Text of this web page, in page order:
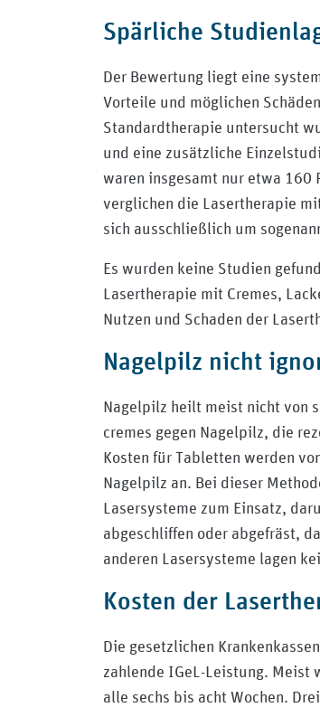
Spärliche
Der Bewertung liegt eine
Vorteile und möglichen
Standardtherapie untersucht
und eine zusätzliche
waren insgesamt nur etwa 160
verglichen die Lasertherapie
sich ausschließlich um
Es wurden keine Studien
Lasertherapie mit Cremes,
Nutzen und Schaden der
Nagelpilz nicht
Nagelpilz heilt meist nicht von
cremes gegen Nagelpilz, die
Kosten für Tabletten werden
Nagelpilz an. Bei dieser
Lasersysteme zum Einsatz,
abgeschliffen oder abgefräst,
anderen Lasersysteme lagen
Kosten der
Die gesetzlichen
zahlende IGeL-Leistung. Meist
alle sechs bis acht Wochen.